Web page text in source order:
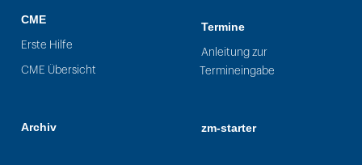
CME
Erste Hilfe
CME Übersicht
Archiv
Termine
Anleitung zur
Termineingabe
zm-starter